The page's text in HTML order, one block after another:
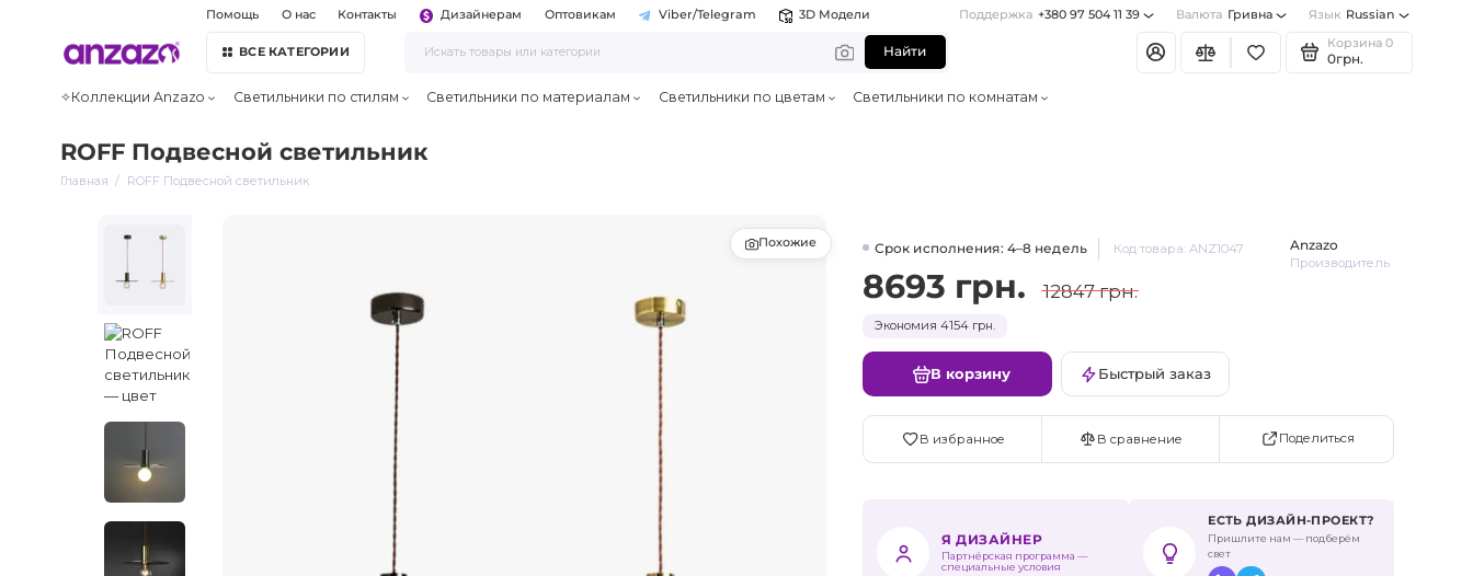
Помощь О нас Контакты Дизайнерам Оптовикам Viber/Telegram 3D Модели Поддержка +380 97 504 11 39 Валюта Гривна Язык Russian
ВСЕ КАТЕГОРИИ Найти
Корзина 0
0грн.
✧Коллекции Anzazo Светильники по стилям Светильники по материалам Светильники по цветам Светильники по комнатам
ROFF Подвесной светильник
Главная ROFF Подвесной светильник
Похожие Срок исполнения: 4–8 недель Код товара: ANZ1047
Anzazo
Производитель
8693 грн. 12847 грн.
Экономия 4154 грн.
В корзину Быстрый заказ
В избранное В сравнение Поделиться
Я ДИЗАЙНЕР
Партнёрская программа —
специальные условия
ЕСТЬ ДИЗАЙН-ПРОЕКТ?
Пришлите нам — подберём
свет